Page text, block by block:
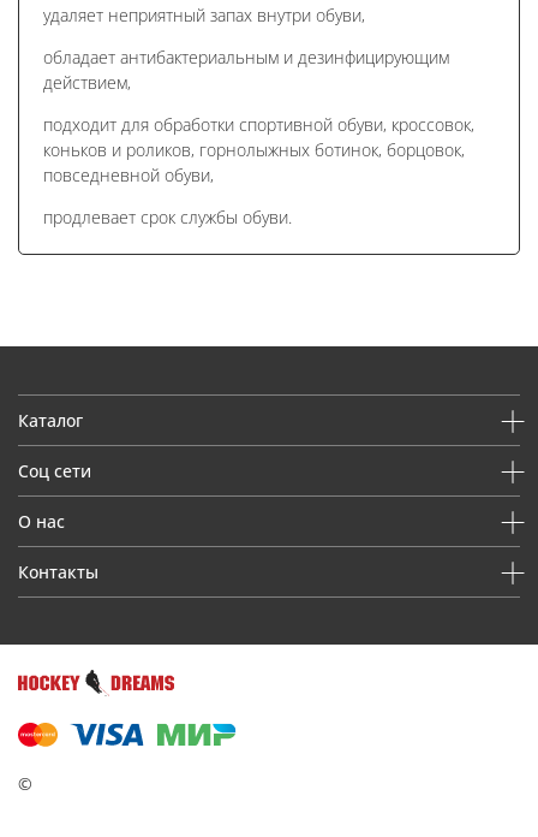
удаляет неприятный запах внутри обуви,
обладает антибактериальным и дезинфицирующим
действием,
подходит для обработки спортивной обуви, кроссовок,
коньков и роликов, горнолыжных ботинок, борцовок,
повседневной обуви,
продлевает срок службы обуви.
Каталог
Соц сети
О нас
Контакты
©